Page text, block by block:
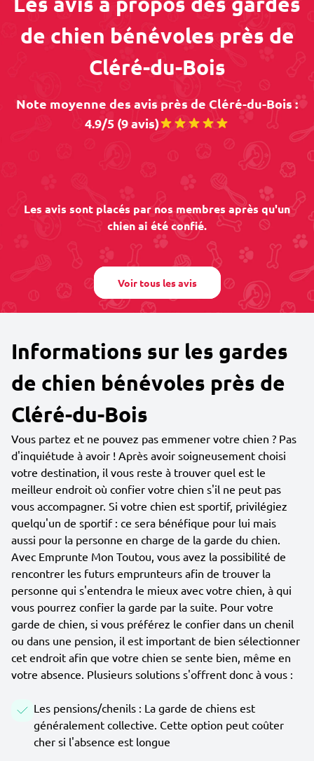
de chien bénévoles près de
Cléré-du-Bois
Note moyenne des avis près de Cléré-du-Bois :
4.9/5 (9 avis)
Les avis sont placés par nos membres après qu'un
chien ai été confié.
Voir tous les avis
Informations sur les gardes
de chien bénévoles près de
Cléré-du-Bois
Vous partez et ne pouvez pas emmener votre chien ? Pas
d'inquiétude à avoir ! Après avoir soigneusement choisi
votre destination, il vous reste à trouver quel est le
meilleur endroit où confier votre chien s'il ne peut pas
vous accompagner. Si votre chien est sportif, privilégiez
quelqu'un de sportif : ce sera bénéfique pour lui mais
aussi pour la personne en charge de la garde du chien.
Avec Emprunte Mon Toutou, vous avez la possibilité de
rencontrer les futurs emprunteurs afin de trouver la
personne qui s'entendra le mieux avec votre chien, à qui
vous pourrez confier la garde par la suite. Pour votre
garde de chien, si vous préférez le confier dans un chenil
ou dans une pension, il est important de bien sélectionner
cet endroit afin que votre chien se sente bien, même en
votre absence. Plusieurs solutions s'offrent donc à vous :
Les pensions/chenils : La garde de chiens est
généralement collective. Cette option peut coûter
cher si l'absence est longue